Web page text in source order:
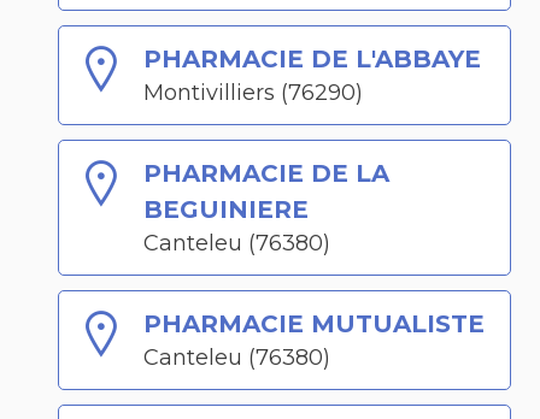
PHARMACIE DE L'ABBAYE
Montivilliers (76290)
PHARMACIE DE LA
BEGUINIERE
Canteleu (76380)
PHARMACIE MUTUALISTE
Canteleu (76380)